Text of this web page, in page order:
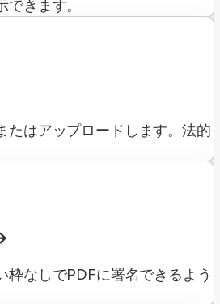
きます。
たはアップロードします。法的
枠なしでPDFに署名できるよう